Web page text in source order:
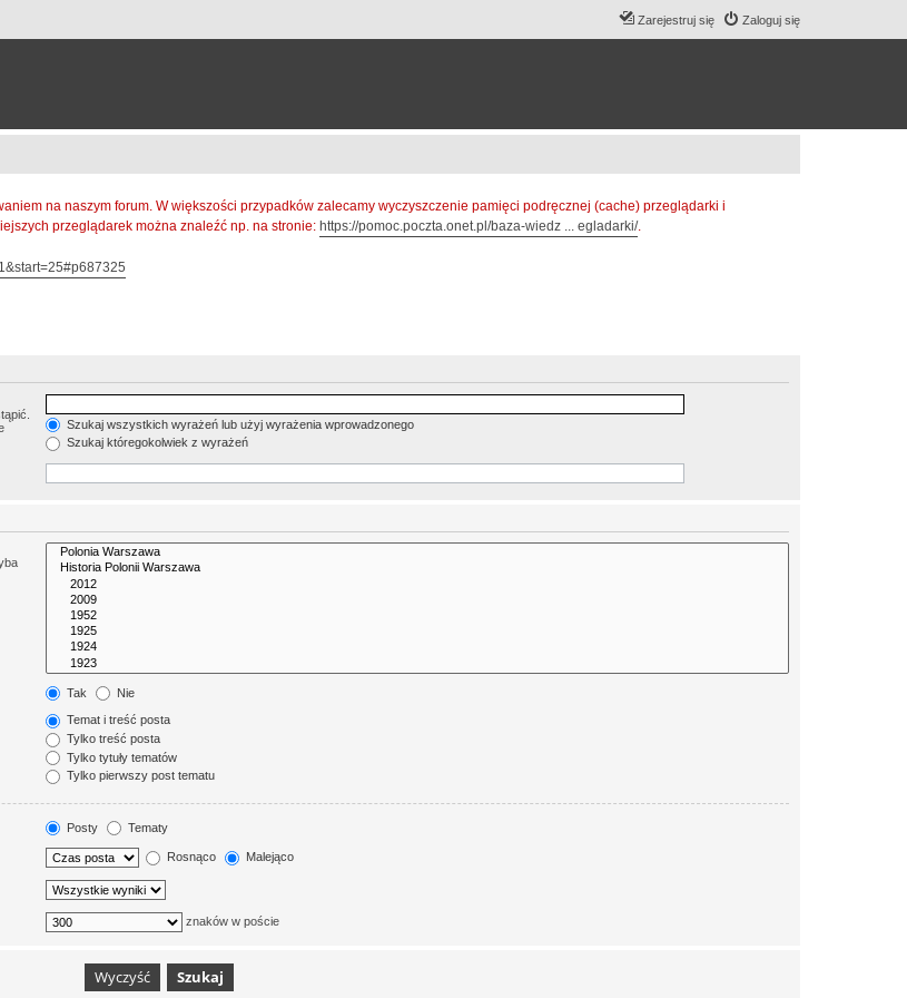
Zaloguj się
Zarejestruj się
na naszym forum. W większości przypadków zalecamy wyczyszczenie pamięci podręcznej (cache) przeglądarki i
przeglądarek można znaleźć np. na stronie: https://pomoc.poczta.onet.pl/baza-wiedz ... egladarki/.
Szukaj wszystkich wyrażeń lub użyj wyrażenia wprowadzonego
Szukaj któregokolwiek z wyrażeń
Tak Nie
Temat i treść posta
Tylko treść posta
Tylko tytuły tematów
Tylko pierwszy post tematu
Posty Tematy
Rosnąco Malejąco
znaków w poście